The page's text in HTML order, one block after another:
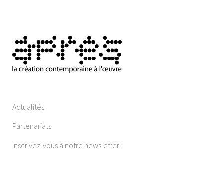
Actualités
Partenariats
Inscrivez-vous à notre newsletter !